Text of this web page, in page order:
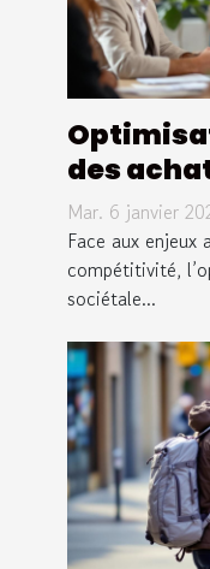
des
Mar. 6 janvier
Face aux
compétitivité,
sociétale...